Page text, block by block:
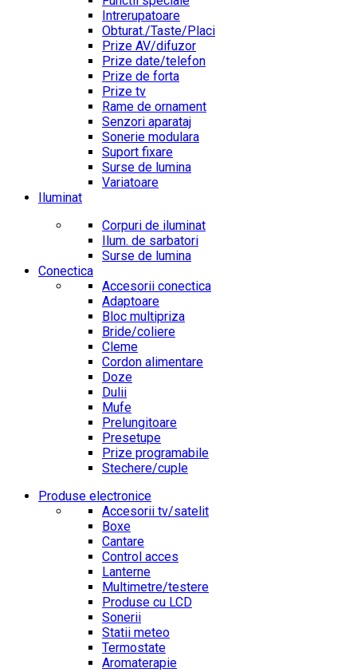
Intrerupatoare
Obturat./Taste/Placi
Prize AV/difuzor
Prize date/telefon
Prize de forta
Prize tv
Rame de ornament
Senzori aparataj
Sonerie modulara
Suport fixare
Surse de lumina
Variatoare
Iluminat
Corpuri de iluminat
Ilum. de sarbatori
Surse de lumina
Conectica
Accesorii conectica
Adaptoare
Bloc multipriza
Bride/coliere
Cleme
Cordon alimentare
Doze
Dulii
Mufe
Prelungitoare
Presetupe
Prize programabile
Stechere/cuple
Produse electronice
Accesorii tv/satelit
Boxe
Cantare
Control acces
Lanterne
Multimetre/testere
Produse cu LCD
Sonerii
Statii meteo
Termostate
Aromaterapie